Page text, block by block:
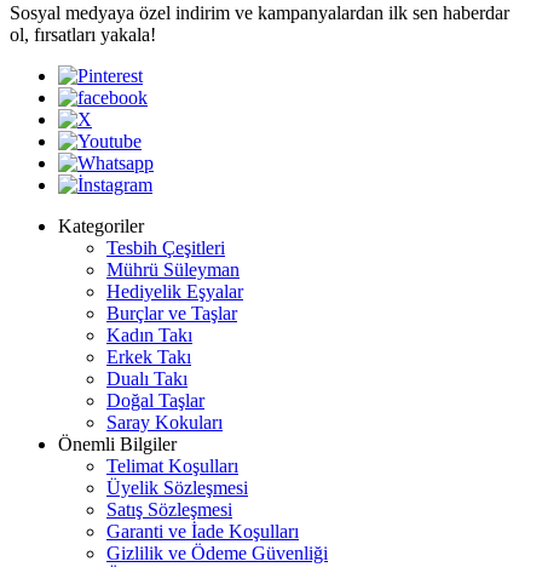
Sosyal medyaya özel indirim ve kampanyalardan ilk sen haberdar
ol, fırsatları yakala!
Kategoriler
Tesbih Çeşitleri
Mührü Süleyman
Hediyelik Eşyalar
Burçlar ve Taşlar
Kadın Takı
Erkek Takı
Dualı Takı
Doğal Taşlar
Saray Kokuları
Önemli Bilgiler
Telimat Koşulları
Üyelik Sözleşmesi
Satış Sözleşmesi
Garanti ve İade Koşulları
Gizlilik ve Ödeme Güvenliği